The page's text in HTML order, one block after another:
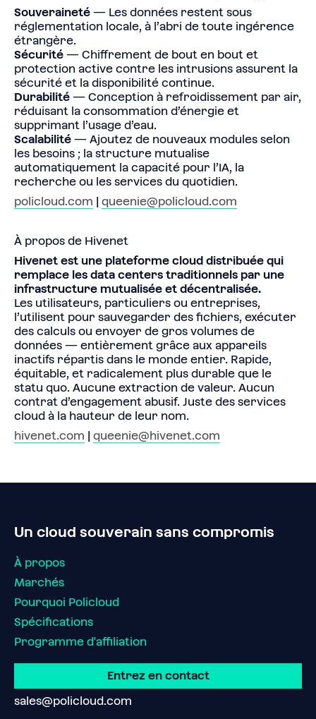
Souveraineté — Les données restent sous
réglementation locale, à l’abri de toute ingérence
étrangère.
Sécurité — Chiffrement de bout en bout et
protection active contre les intrusions assurent la
sécurité et la disponibilité continue.
Durabilité — Conception à refroidissement par air,
réduisant la consommation d’énergie et
supprimant l’usage d’eau.
Scalabilité — Ajoutez de nouveaux modules selon
les besoins ; la structure mutualise
automatiquement la capacité pour l’IA, la
recherche ou les services du quotidien.
policloud.com | queenie@policloud.com
À propos de Hivenet
Hivenet est une plateforme cloud distribuée qui
remplace les data centers traditionnels par une
infrastructure mutualisée et décentralisée.
Les utilisateurs, particuliers ou entreprises,
l’utilisent pour sauvegarder des fichiers, exécuter
des calculs ou envoyer de gros volumes de
données — entièrement grâce aux appareils
inactifs répartis dans le monde entier. Rapide,
équitable, et radicalement plus durable que le
statu quo. Aucune extraction de valeur. Aucun
contrat d’engagement abusif. Juste des services
cloud à la hauteur de leur nom.
hivenet.com | queenie@hivenet.com
Un cloud souverain sans compromis
À propos
Marchés
Pourquoi Policloud
Spécifications
Programme d'affiliation
Entrez en contact
sales@policloud.com